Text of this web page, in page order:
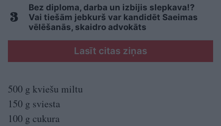
Bez diploma, darba un izbijis slepkava!?
Vai tiešām jebkurš var kandidēt Saeimas
vēlēšanās, skaidro advokāts
Lasīt citas ziņas
500 g kviešu miltu
150 g sviesta
100 g cukura